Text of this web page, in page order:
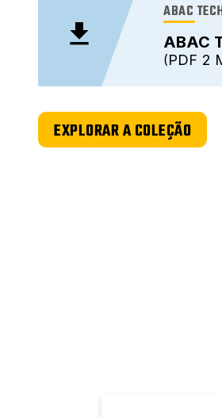
ABAC
ABAC
2
PDF
EXPLORAR A COLEÇÃO